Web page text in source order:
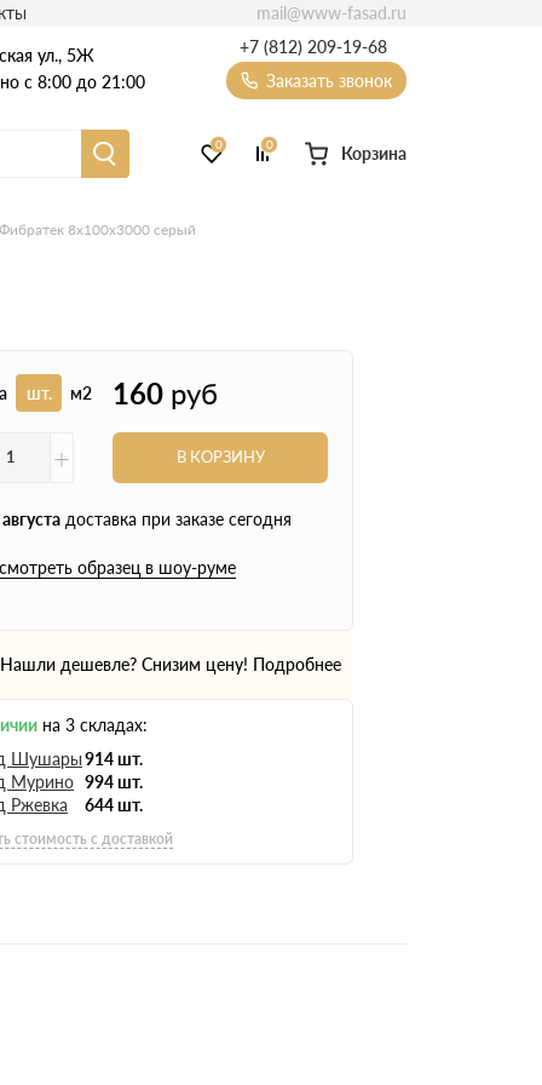
ул., 5Ж
с 8:00 до 21:00
+7 (812) 209-19-68
Заказать звонок
Фиброцементный сайдинг
0 0 Корзина
mail@www-fasad.ru
8х100х3000 серый
шт. м2 160 руб
+ В КОРЗИНУ
доставка при заказе сегодня
образец в шоу-руме
Нашли дешевле? Снизим цену! Подробнее
на 3 складах:
Шушары914 шт.
Мурино 994 шт.
Ржевка
644 шт.
стоимость с доставкой